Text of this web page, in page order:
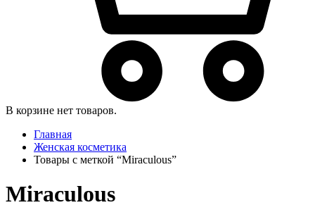
В корзине нет товаров.
Главная
Женская косметика
Товары с меткой “Miraculous”
Miraculous